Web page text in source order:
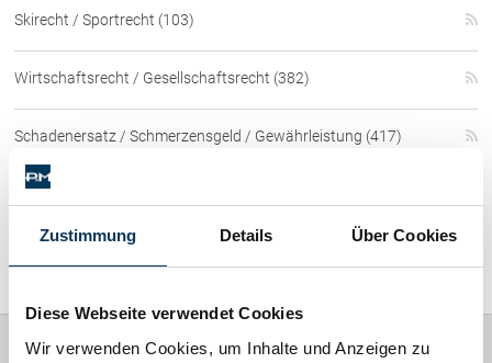
Zustimmung Details Über Cookies
Diese Webseite verwendet Cookies
Wir verwenden Cookies, um Inhalte und Anzeigen zu
Rechtsnews
Publikationen
Paragraphen & Mehr
Medien
Vorarlberg Online
Skirecht / Sportrecht (103)
Wirtschaftsrecht / Gesellschaftsrecht (382)
Schadenersatz / Schmerzensgeld / Gewährleistung (417)